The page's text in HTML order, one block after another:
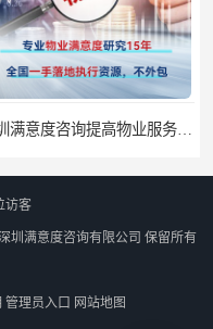
访客
圳满意度咨询有限公司 保留所有
管理员入口 网站地图